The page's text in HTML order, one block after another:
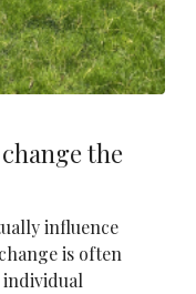
the
influence
is often
individual